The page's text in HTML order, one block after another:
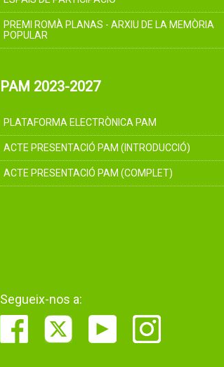
PREMI ROMÀ PLANAS - ARXIU DE LA MEMÒRIA
POPULAR
PAM 2023-2027
PLATAFORMA ELECTRÒNICA PAM
ACTE PRESENTACIÓ PAM (INTRODUCCIÓ)
ACTE PRESENTACIÓ PAM (COMPLET)
Segueix-nos a: